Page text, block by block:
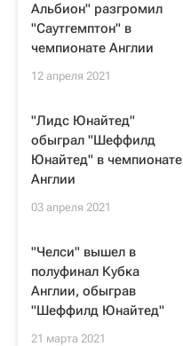
Альбион" разгромил
"Саутгемптон" в
чемпионате Англии
12 апреля 2021
"Лидс Юнайтед"
обыграл "Шеффилд
Юнайтед" в чемпионате
Англии
03 апреля 2021
"Челси" вышел в
полуфинал Кубка
Англии, обыграв
"Шеффилд Юнайтед"
21 марта 2021